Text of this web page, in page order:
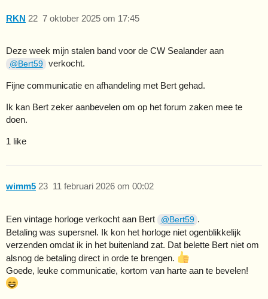
RKN 7 oktober 2025 om 17:45
22
Deze week mijn stalen band voor de CW Sealander aan
@Bert59 verkocht.
Fijne communicatie en afhandeling met Bert gehad.
Ik kan Bert zeker aanbevelen om op het forum zaken mee te
doen.
1 like
wimm5 11 februari 2026 om 00:02
23
Een vintage horloge verkocht aan Bert @Bert59 .
Betaling was supersnel. Ik kon het horloge niet ogenblikkelijk
verzenden omdat ik in het buitenland zat. Dat belette Bert niet om
alsnog de betaling direct in orde te brengen.
Goede, leuke communicatie, kortom van harte aan te bevelen!